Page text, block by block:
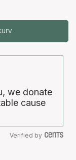
we donate
cause
Verified by